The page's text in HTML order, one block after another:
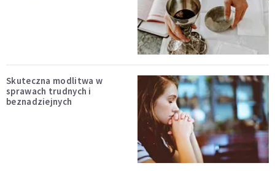
Skuteczna modlitwa w
sprawach trudnych i
beznadziejnych